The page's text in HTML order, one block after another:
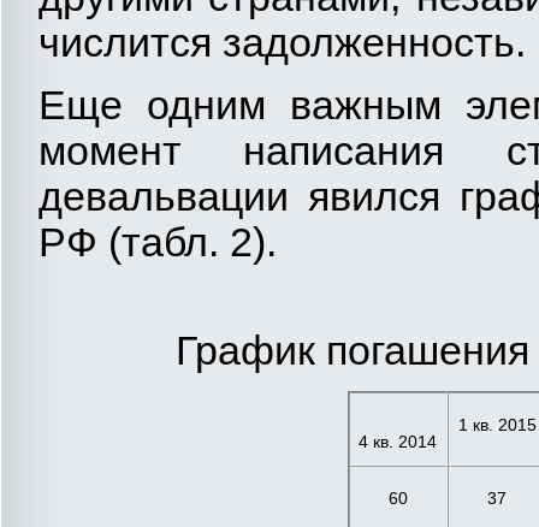
числится задолженность.
Еще одним важным
момент написания
девальвации явился
РФ (табл. 2).
График
4 кв. 2014
1 кв. 2015
60 37